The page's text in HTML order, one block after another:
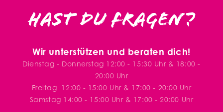
Hast du Fragen?
Wir unterstützen und beraten dich!
Dienstag - Donnerstag 12:00 - 15:30 Uhr & 18:00 -
20:00 Uhr
Freitag
12:00 - 15:00 Uhr & 17:00 - 20:00 Uhr
Samstag 14:00 - 15:00 Uhr & 17:00 - 20:00 Uhr